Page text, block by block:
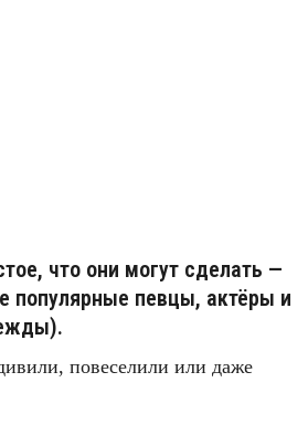
что они могут сделать —
популярные певцы, актёры и
повеселили или даже